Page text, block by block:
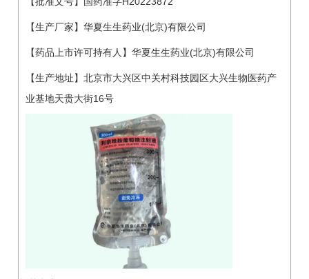
【生产厂家】华夏生生药业(北京)有限公司
【药品上市许可持有人】华夏生生药业(北京)有限公司
【生产地址】北京市大兴区中关村科技园区大兴生物医药产
业基地天贵大街16号